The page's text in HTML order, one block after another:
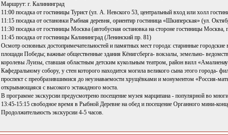
Маршрут: г. Калининград
11:00 посадка от гостиницы Турист (ул. А. Невского 53, центральный вход или холл
11:15 посадка от остановки Рыбная деревня, ориентир гостиница «Шкиперская» (ул.
11:30 посадка от гостиницы Москва (автобусная остановка на стороне гостиницы
11:45 посадка от гостиницы Калининград (Ленинский пр. 81)
Осмотр основных достопримечательностей и памятных мест города: старинные
площади Победы; важные общественные здания Кёнигсберга- вокзалы, земельно-
королевы Луизы, ставшая областным детским кукольным театром, район вилл
Кафедральному собору, у стен которого находится могила великого сына этого города-
проспект с преобразившимися до неузнаваемости хрущёвками и монументом «Россия-
открывающаяся с высокого эстакадного моста.
В программе экскурсии предусмотрено посещение музея марципана - популярной во
13:45-15:15 свободное время в Рыбной Деревне на обед и посещение Органного мини-
Продолжительность экскурсии 4-5 часов.